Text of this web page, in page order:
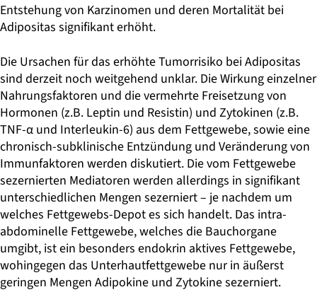
Entstehung von Karzinomen und deren Mortalität bei
Adipositas signifikant erhöht.
Die Ursachen für das erhöhte Tumorrisiko bei Adipositas
sind derzeit noch weitgehend unklar. Die Wirkung einzelner
Nahrungsfaktoren und die vermehrte Freisetzung von
Hormonen (z.B. Leptin und Resistin) und Zytokinen (z.B.
TNF-α und Interleukin-6) aus dem Fettgewebe, sowie eine
chronisch-subklinische Entzündung und Veränderung von
Immunfaktoren werden diskutiert. Die vom Fettgewebe
sezernierten Mediatoren werden allerdings in signifikant
unterschiedlichen Mengen sezerniert – je nachdem um
welches Fettgewebs-Depot es sich handelt. Das intra-
abdominelle Fettgewebe, welches die Bauchorgane
umgibt, ist ein besonders endokrin aktives Fettgewebe,
wohingegen das Unterhautfettgewebe nur in äußerst
geringen Mengen Adipokine und Zytokine sezerniert.